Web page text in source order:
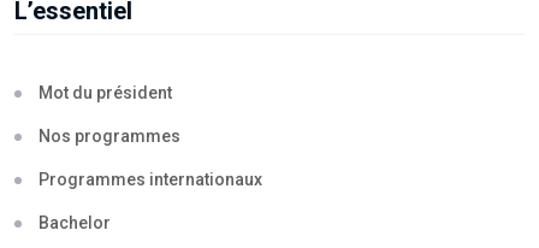
L’essentiel
Mot du président
Nos programmes
Programmes internationaux
Bachelor